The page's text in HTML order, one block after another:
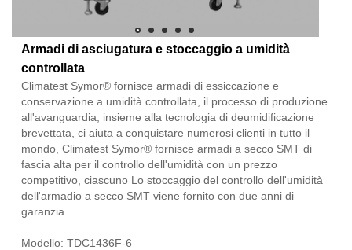
Armadi di asciugatura e stoccaggio a umidità
controllata
Climatest Symor® fornisce armadi di essiccazione e
conservazione a umidità controllata, il processo di produzione
all'avanguardia, insieme alla tecnologia di deumidificazione
brevettata, ci aiuta a conquistare numerosi clienti in tutto il
mondo, Climatest Symor® fornisce armadi a secco SMT di
fascia alta per il controllo dell'umidità con un prezzo
competitivo, ciascuno Lo stoccaggio del controllo dell'umidità
dell'armadio a secco SMT viene fornito con due anni di
garanzia.
Modello: TDC1436F-6